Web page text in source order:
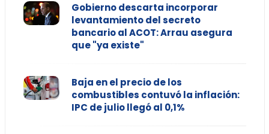
Gobierno descarta incorporar
levantamiento del secreto
bancario al ACOT: Arrau asegura
que "ya existe"
Baja en el precio de los
combustibles contuvó la inflación:
IPC de julio llegó al 0,1%